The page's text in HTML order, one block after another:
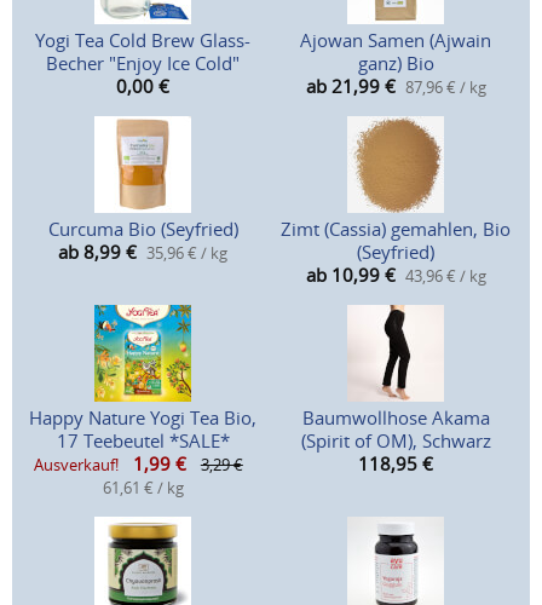
Yogi Tea Cold Brew Glass-
Becher "Enjoy Ice Cold"
0,00 €
Ajowan Samen (Ajwain
ganz) Bio
ab 21,99 € 87,96 € / kg
Curcuma Bio (Seyfried)
ab 8,99 € 35,96 € / kg
Zimt (Cassia) gemahlen, Bio
(Seyfried)
ab 10,99 € 43,96 € / kg
Happy Nature Yogi Tea Bio,
17 Teebeutel *SALE*
Ausverkauf! 1,99 €
3,29 €
61,61 € / kg
Baumwollhose Akama
(Spirit of OM), Schwarz
118,95 €